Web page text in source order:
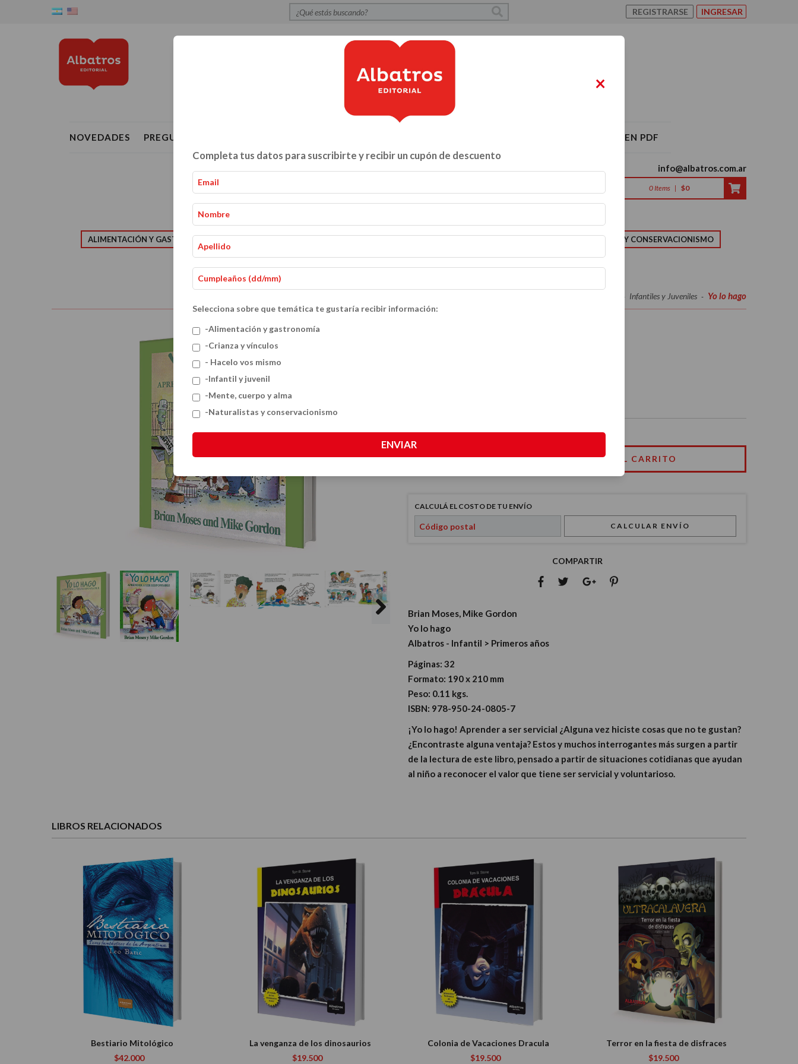
REGISTRARSE INGRESAR
NOVEDADES PREGUNTAS FRECUENTES CATÁLOGO ALBATROS 2026 EN PDF
info@albatros.com.ar
0 Items | $0
ALIMENTACIÓN Y GASTRONOMÍA NATURALEZA Y CONSERVACIONISMO
- Infantiles y Juveniles - Yo lo hago
CALCULÁ EL COSTO DE TU ENVÍO
CALCULAR ENVÍO
COMPARTIR
Brian Moses, Mike Gordon
Yo lo hago
Albatros - Infantil > Primeros años
Páginas: 32
Formato: 190 x 210 mm
Peso: 0.11 kgs.
ISBN: 978-950-24-0805-7
¡Yo lo hago! Aprender a ser servicial ¿Alguna vez hiciste cosas que no te gustan?
¿Encontraste alguna ventaja? Estos y muchos interrogantes más surgen a partir
de la lectura de este libro, pensado a partir de situaciones cotidianas que ayudan
al niño a reconocer el valor que tiene ser servicial y voluntarioso.
LIBROS RELACIONADOS
Bestiario Mitológico
$42.000
La venganza de los dinosaurios
$19.500
Colonia de Vacaciones Dracula
$19.500
Terror en la fiesta de disfraces
$19.500
×
Completa tus datos para suscribirte y recibir un cupón de descuento
Selecciona sobre que temática te gustaría recibir información:
-Alimentación y gastronomía
-Crianza y vínculos
- Hacelo vos mismo
-Infantil y juvenil
-Mente, cuerpo y alma
-Naturalistas y conservacionismo
ENVIAR